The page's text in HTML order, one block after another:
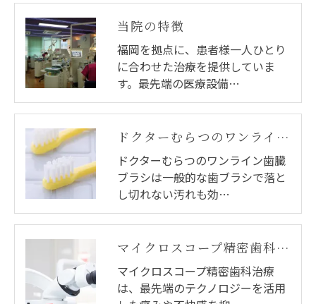
当院の特徴
福岡を拠点に、患者様一人ひとり
に合わせた治療を提供していま
す。最先端の医療設備…
ドクターむらつのワンライン歯臓ブラシ
ドクターむらつのワンライン歯臓
ブラシは一般的な歯ブラシで落と
し切れない汚れも効…
マイクロスコープ精密歯科治療
マイクロスコープ精密歯科治療
は、最先端のテクノロジーを活用